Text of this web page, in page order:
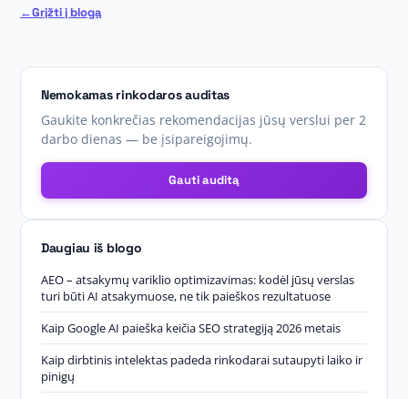
Grįžti į blogą
Nemokamas rinkodaros auditas
Gaukite konkrečias rekomendacijas jūsų verslui per 2
darbo dienas — be įsipareigojimų.
Gauti auditą
Daugiau iš blogo
AEO – atsakymų variklio optimizavimas: kodėl jūsų verslas
turi būti AI atsakymuose, ne tik paieškos rezultatuose
Kaip Google AI paieška keičia SEO strategiją 2026 metais
Kaip dirbtinis intelektas padeda rinkodarai sutaupyti laiko ir
pinigų